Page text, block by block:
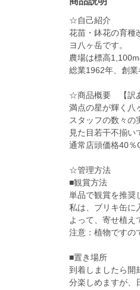
☆自己紹介
花苗・鉢花の育種
ヨ八ヶ岳です。
農場は標高
総業1962年、創業
☆商品概要 【訳
満点の星が輝く八
スタッフの数々の
見た目若干不揃い
通常店頭価格40％
☆管理方法
■観賞方法
単品で観賞を推奨
私は、ブリキ缶に
よって、寄せ植え
注意：植物ですの
■置き場所
到着しましたら開
分楽しめますが、